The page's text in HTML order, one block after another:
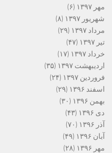
مهر ۱۳۹۷
(۶)
شهریور ۱۳۹۷
(۸)
مرداد ۱۳۹۷
(۲۹)
تیر ۱۳۹۷
(۴۷)
خرداد ۱۳۹۷
(۱۷)
اردیبهشت ۱۳۹۷
(۳۵)
فروردین ۱۳۹۷
(۲۴)
اسفند ۱۳۹۶
(۲۹)
بهمن ۱۳۹۶
(۳۰)
دی ۱۳۹۶
(۴۳)
آذر ۱۳۹۶
(۷۰)
آبان ۱۳۹۶
(۴۹)
مهر ۱۳۹۶
(۲۸)